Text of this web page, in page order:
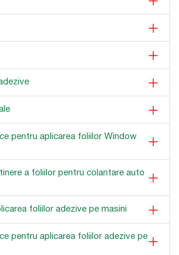
pentru aplicarea foliilor Window
a foliilor pentru colantare auto
foliilor adezive pe masini
pentru aplicarea foliilor adezive pe